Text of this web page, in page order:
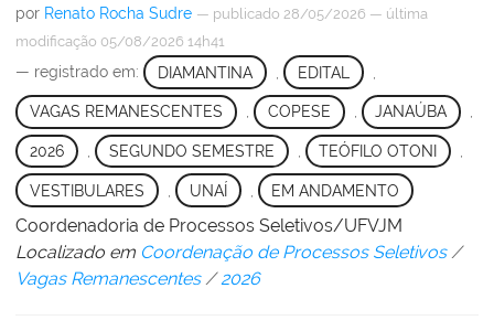
por Renato Rocha Sudre — publicado 28/05/2026 — última
modificação 05/08/2026 14h41
— registrado em: DIAMANTINA EDITAL
VAGAS REMANESCENTES , COPESE , JANAÚBA ,
2026 SEGUNDO SEMESTRE TEÓFILO OTONI
VESTIBULARES UNAÍ EM ANDAMENTO
Coordenadoria de Processos Seletivos/UFVJM
Localizado em Coordenação de Processos Seletivos /
Vagas Remanescentes /2026